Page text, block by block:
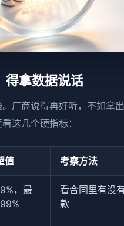
得拿数据说话
厂商说得再好听，不如拿
这几个硬指标：
值 考察方法
，最
看合同里有没
款